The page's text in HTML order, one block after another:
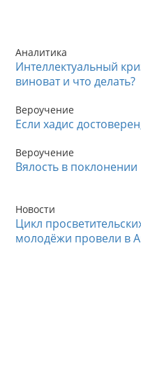
Аналитика
Интеллектуальный
виноват и что делать?
Вероучение
Если хадис
Вероучение
Вялость в поклонении
Новости
Цикл
молодёжи провели в